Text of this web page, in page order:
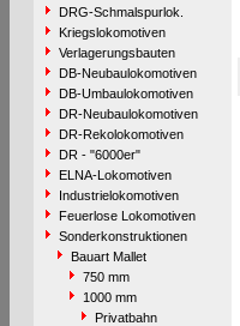
DRG-Schmalspurlok.
Kriegslokomotiven
Verlagerungsbauten
DB-Neubaulokomotiven
DB-Umbaulokomotiven
DR-Neubaulokomotiven
DR-Rekolokomotiven
DR - "6000er"
ELNA-Lokomotiven
Industrielokomotiven
Feuerlose Lokomotiven
Sonderkonstruktionen
Bauart Mallet
750 mm
1000 mm
Privatbahn